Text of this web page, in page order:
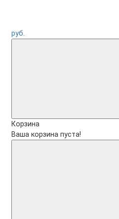
руб.
Корзина
Ваша корзина пуста!